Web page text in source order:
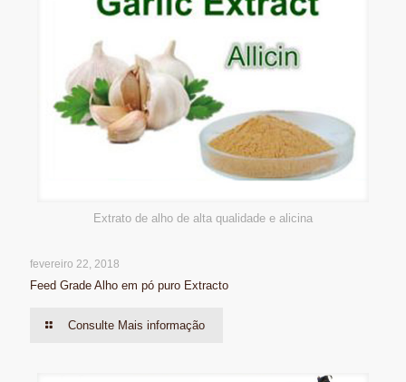
Extrato de alho de alta qualidade e alicina
fevereiro 22, 2018
Feed Grade Alho em pó puro Extracto
Consulte Mais informação